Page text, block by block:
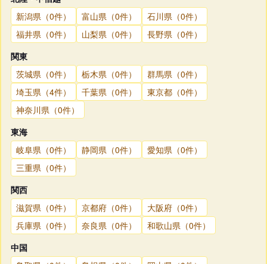
新潟県（0件）
富山県（0件）
石川県（0件）
福井県（0件）
山梨県（0件）
長野県（0件）
関東
茨城県（0件）
栃木県（0件）
群馬県（0件）
埼玉県（4件）
千葉県（0件）
東京都（0件）
神奈川県（0件）
東海
岐阜県（0件）
静岡県（0件）
愛知県（0件）
三重県（0件）
関西
滋賀県（0件）
京都府（0件）
大阪府（0件）
兵庫県（0件）
奈良県（0件）
和歌山県（0件）
中国